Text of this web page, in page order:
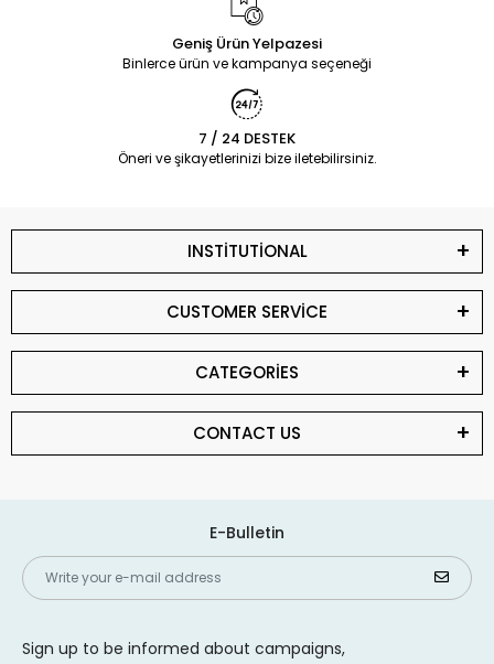
Geniş Ürün Yelpazesi
Binlerce ürün ve kampanya seçeneği
7 / 24 DESTEK
Öneri ve şikayetlerinizi bize iletebilirsiniz.
INSTİTUTİONAL
CUSTOMER SERVİCE
CATEGORİES
CONTACT US
E-Bulletin
Sign up to be informed about campaigns,